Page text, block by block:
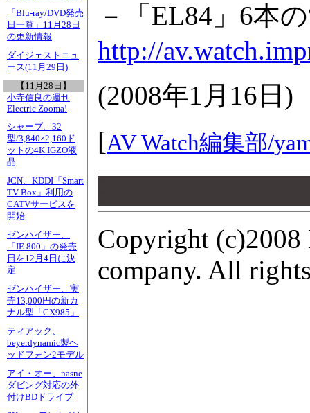
「Blu-ray/DVD発売
日一覧」11月28日
の更新情報
ダイジェストニュ
ース(11月29日)
【11月28日】
小寺信良の週刊
Electric Zooma!
シャープ、32
型/3,840×2,160ド
ットの4K IGZO液
晶
JCN、KDDI「Smart
TV Box」利用の
CATVサービスを
開始
ゼンハイザー、
「IE 800」の発売
日を12月4日に決
定
ゼンハイザー、実
売13,000円の新カ
ナル型「CX985」
ティアック、
beyerdynamic製ヘ
ッドフォン2モデル
アイ・オー、nasne
ダビング対応の外
付けBDドライブ
－「EL84」6本
http://
(2008年1月16日 )
[AV Watch編集部/
Copyright (c)2008
company. All